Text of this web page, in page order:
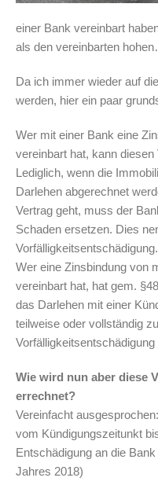
einer Bank vereinbart
als den vereinbarten
Da ich immer wieder auf
werden, hier ein paar
Wer mit einer Bank eine
vereinbart hat, kann
Lediglich, wenn die
Darlehen abgerechnet
Vertrag geht, muss der
Schaden ersetzen. Dies
Vorfälligkeitsentschädigung.
Wer eine Zinsbindung von
vereinbart hat, hat gem.
das Darlehen mit einer
teilweise oder vollständig
Wie wird nun aber diese
errechnet?
Vereinfacht
vom Kündigungszeitunkt
Entschädigung an die
Jahres 2018)